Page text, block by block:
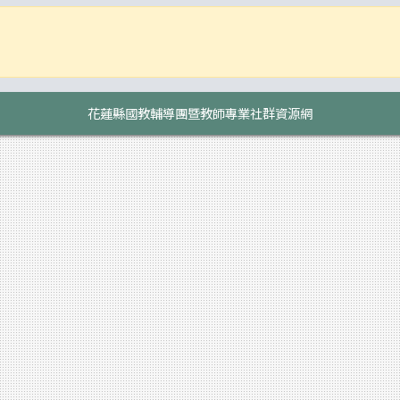
花蓮縣國教輔導團暨教師專業社群資源網